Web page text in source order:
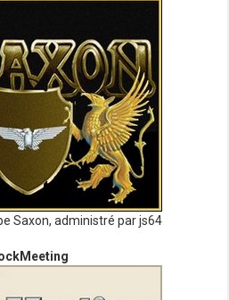
Saxon, administré par js64